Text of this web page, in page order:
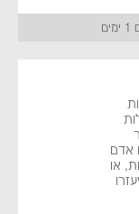
אדם
או